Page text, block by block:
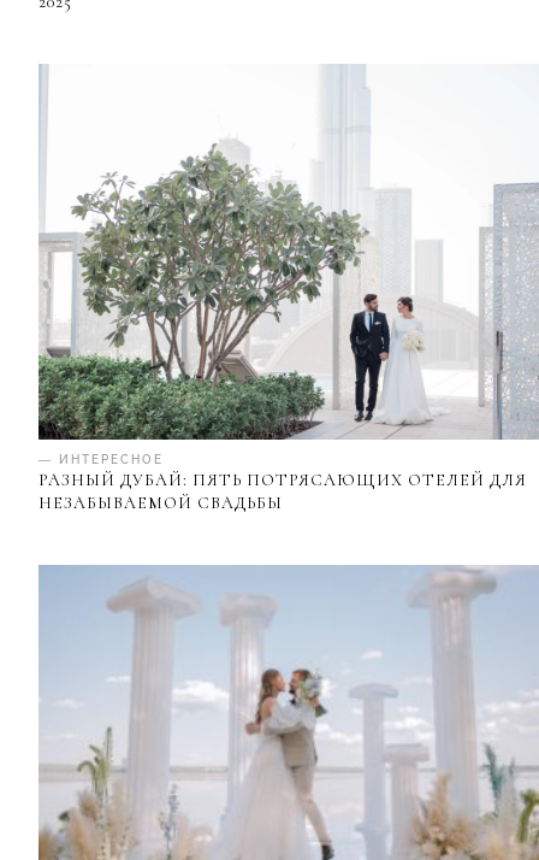
— ИНТЕРЕСНОЕ
РАЗНЫЙ ДУБАЙ: ПЯТЬ ПОТРЯСАЮЩИХ ОТЕЛЕЙ ДЛЯ
НЕЗАБЫВАЕМОЙ СВАДЬБЫ